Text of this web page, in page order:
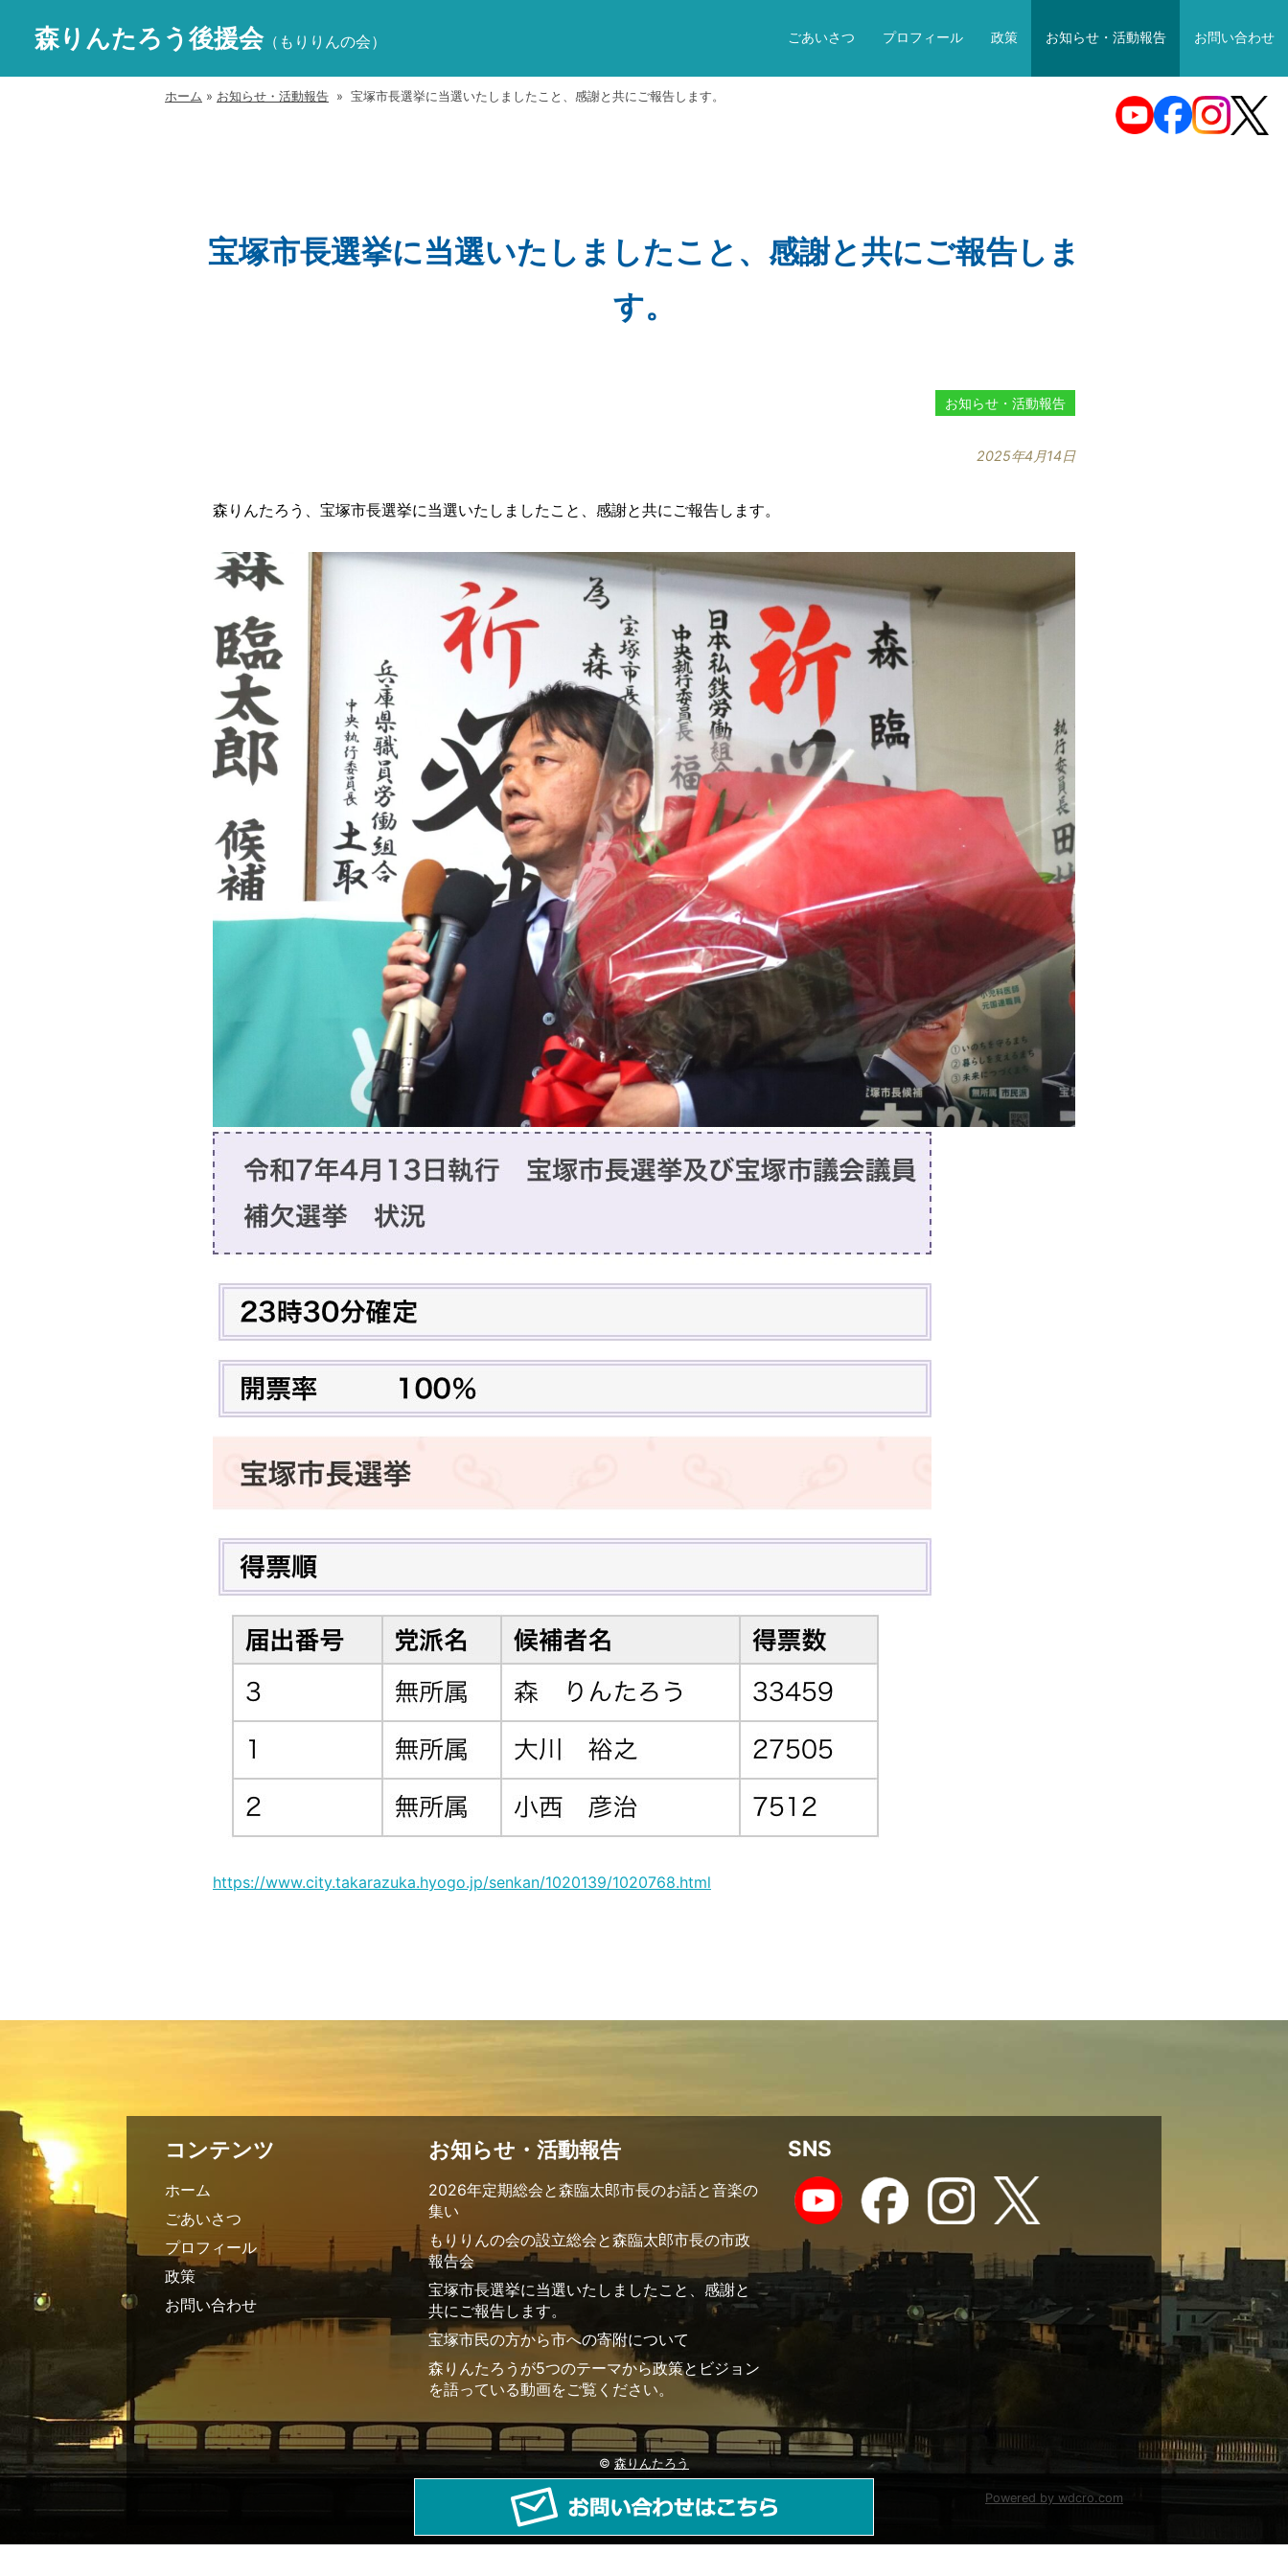
森りんたろう後援会（もりりんの会） ごあいさつ プロフィール 政策 お知らせ・活動報告 お問い合わせ
ホーム » お知らせ・活動報告 » 宝塚市長選挙に当選いたしましたこと、感謝と共にご報告します。
宝塚市長選挙に当選いたしましたこと、感謝と共にご報告しま
す。
お知らせ・活動報告
2025年4月14日
森りんたろう、宝塚市長選挙に当選いたしましたこと、感謝と共にご報告します。
https://www.city.takarazuka.hyogo.jp/senkan/1020139/1020768.html
コンテンツ
ホーム
ごあいさつ
プロフィール
政策
お問い合わせ
お知らせ・活動報告
2026年定期総会と森臨太郎市長のお話と音楽の
集い
もりりんの会の設立総会と森臨太郎市長の市政
報告会
宝塚市長選挙に当選いたしましたこと、感謝と
共にご報告します。
宝塚市民の方から市への寄附について
森りんたろうが5つのテーマから政策とビジョン
を語っている動画をご覧ください。
SNS
© 森りんたろう
Powered by wdcro.com